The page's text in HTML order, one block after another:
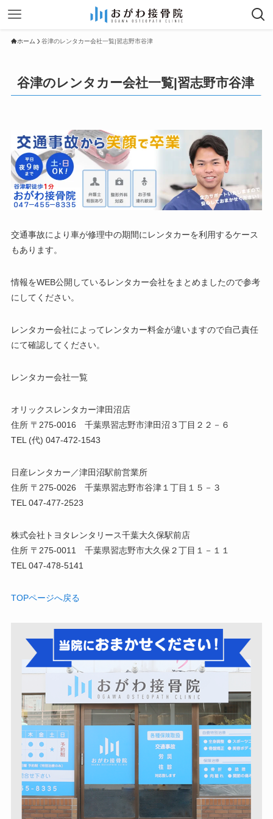
ホーム 谷津のレンタカー会社一覧|習志野市谷津
谷津のレンタカー会社一覧|習志野市谷津
交通事故により車が修理中の期間にレンタカーを利用するケース
もあります。
情報をWEB公開しているレンタカー会社をまとめましたので参考
にしてください。
レンタカー会社によってレンタカー料金が違いますので自己責任
にて確認してください。
レンタカー会社一覧
オリックスレンタカー津田沼店
住所 〒275-0016 千葉県習志野市津田沼３丁目２２－６
TEL (代) 047-472-1543
日産レンタカー／津田沼駅前営業所
住所 〒275-0026 千葉県習志野市谷津１丁目１５－３
TEL 047-477-2523
株式会社トヨタレンタリース千葉大久保駅前店
住所 〒275-0011 千葉県習志野市大久保２丁目１－１１
TEL 047-478-5141
TOPページへ戻る